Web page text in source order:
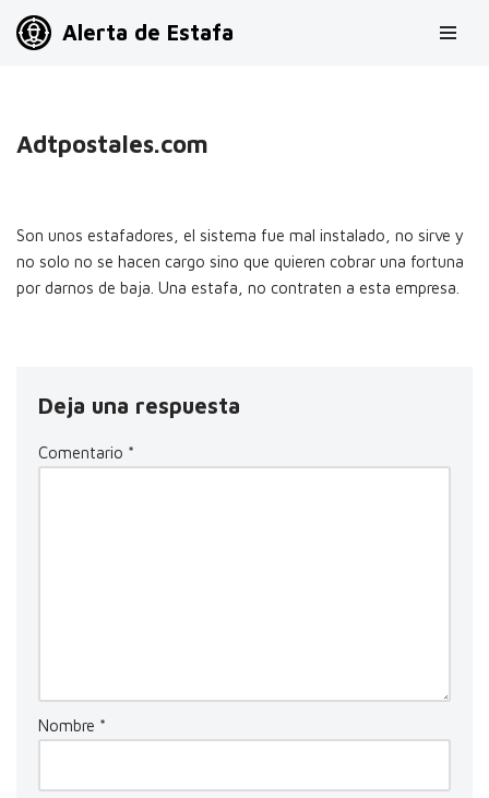
Alerta de Estafa
Adtpostales.com
Son unos estafadores, el sistema fue mal instalado, no sirve y
no solo no se hacen cargo sino que quieren cobrar una fortuna
por darnos de baja. Una estafa, no contraten a esta empresa.
Deja una respuesta
Comentario *
Nombre *